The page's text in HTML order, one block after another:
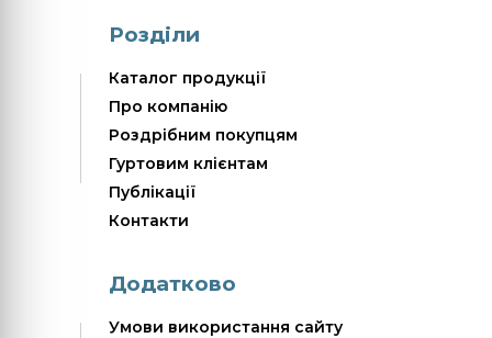
Розділи
Каталог продукції
Про компанію
Роздрібним покупцям
Гуртовим клієнтам
Публікації
Контакти
Додатково
Умови використання сайту